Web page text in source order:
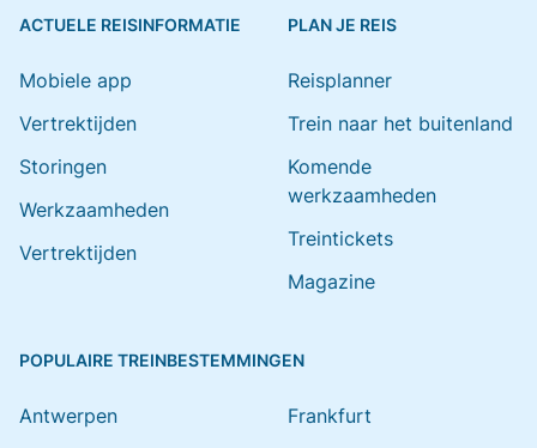
ACTUELE REISINFORMATIE
Mobiele app
Vertrektijden
Storingen
Werkzaamheden
Vertrektijden
PLAN JE REIS
Reisplanner
Trein naar het buitenland
Komende
werkzaamheden
Treintickets
Magazine
POPULAIRE TREINBESTEMMINGEN
Antwerpen
Frankfurt